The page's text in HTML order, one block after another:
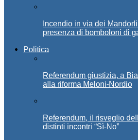
Incendio in via dei
presenza di bomboloni di
Politica
Referendum giustizia, a
alla riforma Meloni-Nordio
Referendum, il risveglio
distinti incontri “Sì-No”